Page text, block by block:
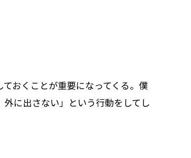
おくことが重要になってくる。僕
に出さない」という行動をしてし